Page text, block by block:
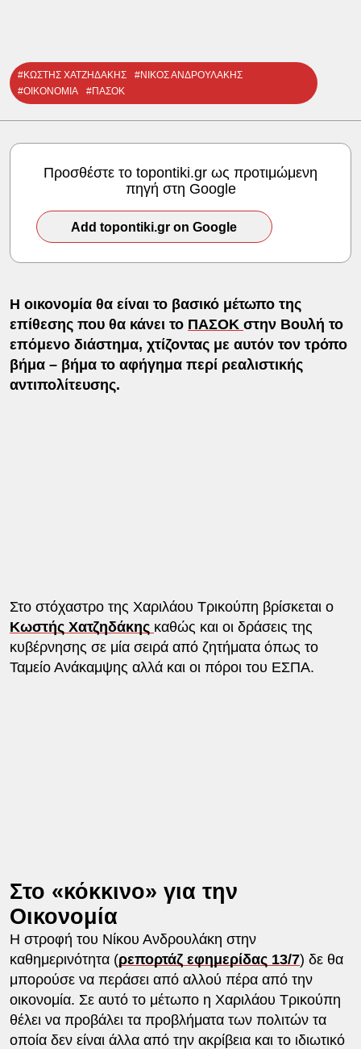
#ΚΩΣΤΗΣ ΧΑΤΖΗΔΑΚΗΣ
#ΝΙΚΟΣ ΑΝΔΡΟΥΛΑΚΗΣ
#ΟΙΚΟΝΟΜΙΑ
#ΠΑΣΟΚ
Προσθέστε το topontiki.gr ως προτιμώμενη
πηγή στη Google
Add topontiki.gr on Google
Η οικονομία θα είναι το βασικό μέτωπο της
επίθεσης που θα κάνει το ΠΑΣΟΚ στην Βουλή το
επόμενο διάστημα, χτίζοντας με αυτόν τον τρόπο
βήμα – βήμα το αφήγημα περί ρεαλιστικής
αντιπολίτευσης.
Στο στόχαστρο της Χαριλάου Τρικούπη βρίσκεται ο
Κωστής Χατζηδάκης καθώς και οι δράσεις της
κυβέρνησης σε μία σειρά από ζητήματα όπως το
Ταμείο Ανάκαμψης αλλά και οι πόροι του ΕΣΠΑ.
Στο «κόκκινο» για την
Οικονομία
Η στροφή του Νίκου Ανδρουλάκη στην
καθημερινότητα (ρεπορτάζ εφημερίδας 13/7) δε θα
μπορούσε να περάσει από αλλού πέρα από την
οικονομία. Σε αυτό το μέτωπο η Χαριλάου Τρικούπη
θέλει να προβάλει τα προβλήματα των πολιτών τα
οποία δεν είναι άλλα από την ακρίβεια και το ιδιωτικό